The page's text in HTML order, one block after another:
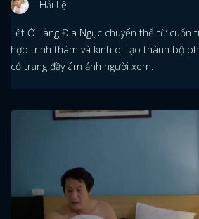
Hải Lệ
Tết Ở Làng Địa Ngục chuyển thể từ cuốn
hợp trinh thám và kinh dị tạo thành bộ
cổ trang đầy ám ảnh người xem.